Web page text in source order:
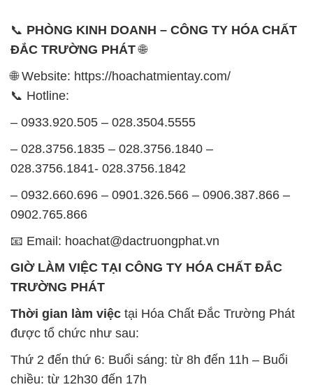
📞 PHÒNG KINH DOANH – CÔNG TY HÓA CHẤT
ĐẮC TRƯỜNG PHÁT🌐
🌐 Website: https://hoachatmientay.com/
📞 Hotline:
– 0933.920.505 – 028.3504.5555
– 028.3756.1835 – 028.3756.1840 –
028.3756.1841- 028.3756.1842
– 0932.660.696 – 0901.326.566 – 0906.387.866 –
0902.765.866
📧 Email: hoachat@dactruongphat.vn
GIỜ LÀM VIỆC TẠI CÔNG TY HÓA CHẤT ĐẮC
TRƯỜNG PHÁT
Thời gian làm việc tại Hóa Chất Đắc Trường Phát
được tổ chức như sau:
Thứ 2 đến thứ 6: Buổi sáng: từ 8h đến 11h – Buổi
chiều: từ 12h30 đến 17h